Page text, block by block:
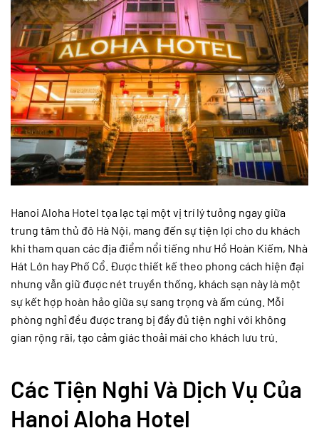
Hanoi Aloha Hotel tọa lạc tại một vị trí lý tưởng ngay giữa
trung tâm thủ đô Hà Nội, mang đến sự tiện lợi cho du khách
khi tham quan các địa điểm nổi tiếng như Hồ Hoàn Kiếm, Nhà
Hát Lớn hay Phố Cổ. Được thiết kế theo phong cách hiện đại
nhưng vẫn giữ được nét truyền thống, khách sạn này là một
sự kết hợp hoàn hảo giữa sự sang trọng và ấm cúng. Mỗi
phòng nghỉ đều được trang bị đầy đủ tiện nghi với không
gian rộng rãi, tạo cảm giác thoải mái cho khách lưu trú.
Các Tiện Nghi Và Dịch Vụ Của
Hanoi Aloha Hotel